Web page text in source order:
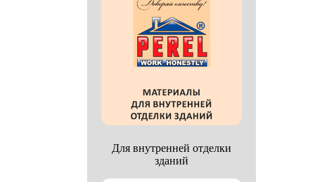
Для внутренней отделки
зданий